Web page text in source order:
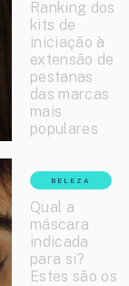
Ranking dos
kits de
iniciação à
extensão de
pestanas
das marcas
mais
populares
BELEZA
Qual a
máscara
indicada
para si?
Estes são os